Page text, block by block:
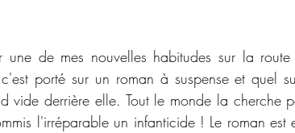
une de mes nouvelles habitudes sur la
porté sur un roman à suspense et quel
vide derrière elle. Tout le monde la cherche
l'irréparable un infanticide ! Le roman est